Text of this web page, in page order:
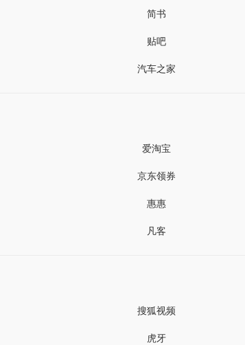
简书
贴吧
汽车之家
爱淘宝
京东领券
惠惠
凡客
搜狐视频
虎牙